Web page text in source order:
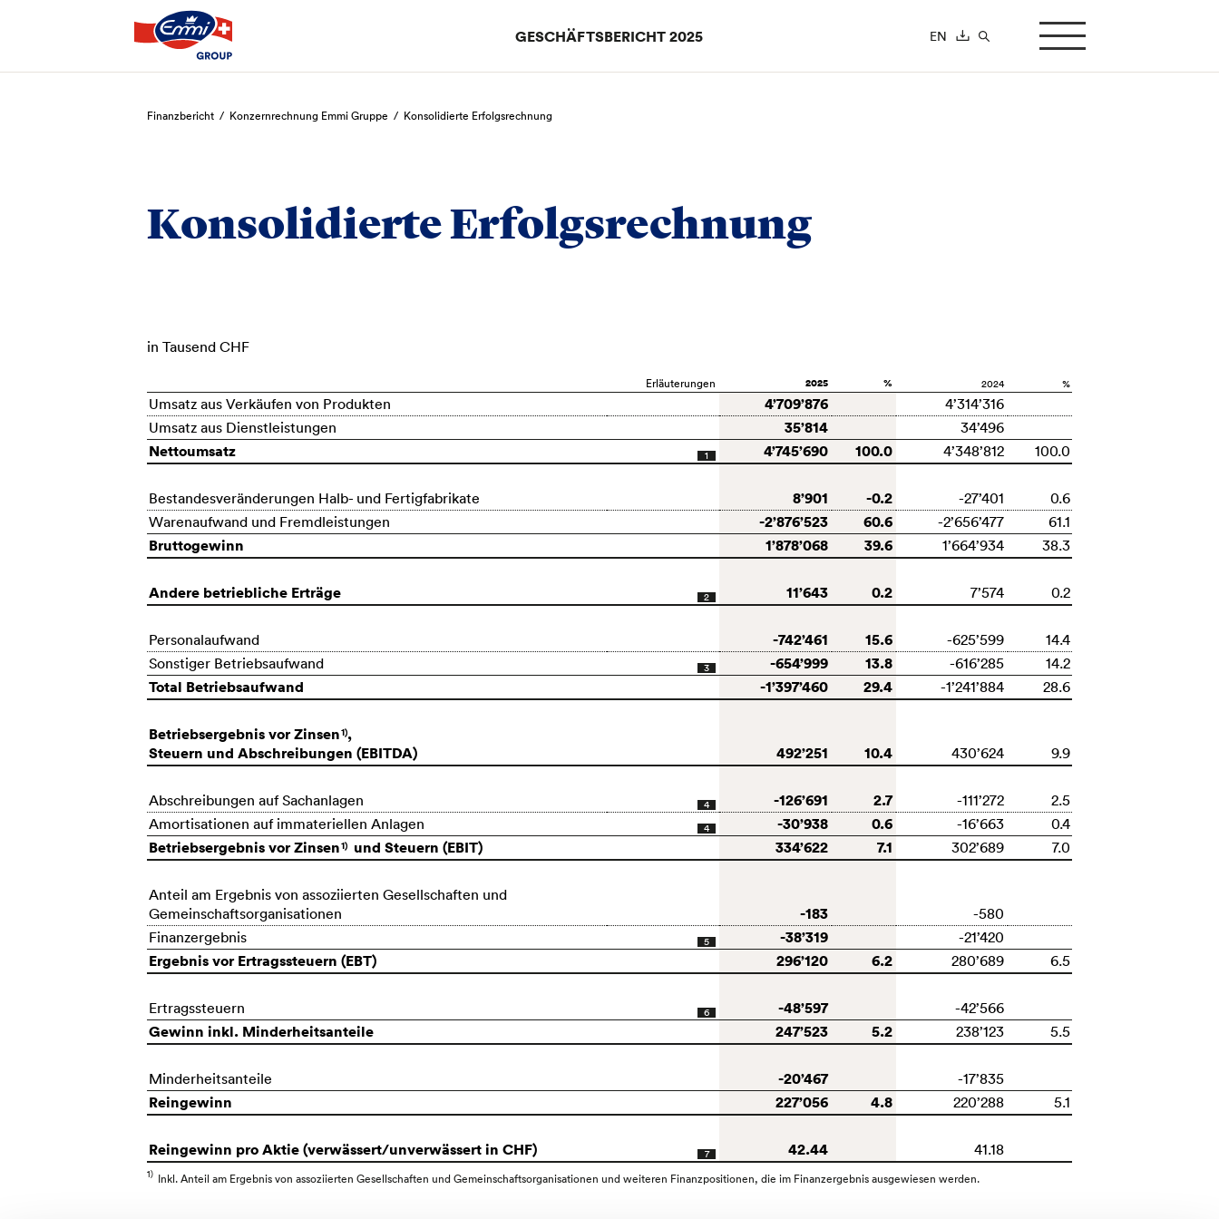
GESCHÄFTSBERICHT 2025 EN
Finanzbericht / Konzernrechnung Emmi Gruppe / Konsolidierte Erfolgsrechnung
Konsolidierte Erfolgsrechnung
in Tausend CHF
Erläuterungen 2025 % 2024 %
Umsatz aus Verkäufen von Produkten 4’709’876
4’314’316
Umsatz aus Dienstleistungen
35’814 34’496
Nettoumsatz 1 4’745’690 100.0 4’348’812 100.0
Bestandesveränderungen Halb- und Fertigfabrikate 8’901 -0.2 -27’401
0.6
Warenaufwand und Fremdleistungen
-2’876’523 60.6 -2’656’477 61.1
Bruttogewinn 1’878’068 39.6 1’664’934 38.3
Andere betriebliche Erträge 2 11’643 0.2 7’574 0.2
Personalaufwand -742’461 15.6 -625’599
14.4
Sonstiger Betriebsaufwand
3 -654’999 13.8 -616’285 14.2
Total Betriebsaufwand -1’397’460 29.4 -1’241’884 28.6
Betriebsergebnis vor Zinsen1),
Steuern und Abschreibungen (EBITDA)
492’251 10.4 430’624 9.9
Abschreibungen auf Sachanlagen 4 -126’691 2.7 -111’272
2.5
Amortisationen auf immateriellen Anlagen
4 -30’938 0.6 -16’663 0.4
Betriebsergebnis vor Zinsen1) und Steuern (EBIT) 334’622 7.1 302’689 7.0
Anteil am Ergebnis von assoziierten Gesellschaften und
Gemeinschaftsorganisationen
-183
-580
Finanzergebnis
5 -38’319 -21’420
Ergebnis vor Ertragssteuern (EBT) 296’120 6.2 280’689 6.5
Ertragssteuern 6 -48’597 -42’566
Gewinn inkl. Minderheitsanteile 247’523 5.2 238’123 5.5
Minderheitsanteile -20’467 -17’835
Reingewinn 227’056 4.8 220’288 5.1
Reingewinn pro Aktie (verwässert/unverwässert in CHF) 7 42.44 41.18
1) Inkl. Anteil am Ergebnis von assoziierten Gesellschaften und Gemeinschaftsorganisationen und weiteren Finanzpositionen, die im Finanzergebnis ausgewiesen werden.